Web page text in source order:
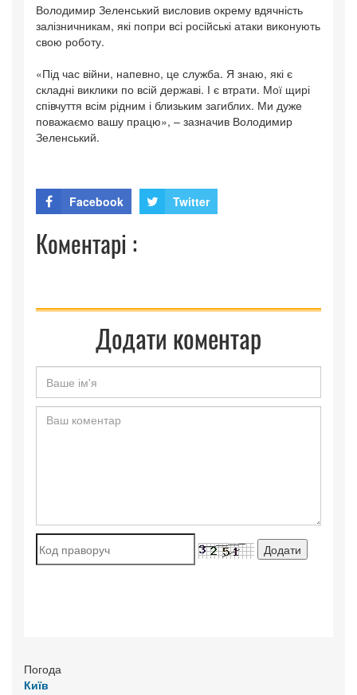
Володимир Зеленський висловив окрему вдячність
залізничникам, які попри всі російські атаки виконують
свою роботу.
«Під час війни, напевно, це служба. Я знаю, які є
складні виклики по всій державі. І є втрати. Мої щирі
співчуття всім рідним і близьким загиблих. Ми дуже
поважаємо вашу працю», – зазначив Володимир
Зеленський.
Facebook Twitter
Коментарі :
Додати коментар
Погода
Київ